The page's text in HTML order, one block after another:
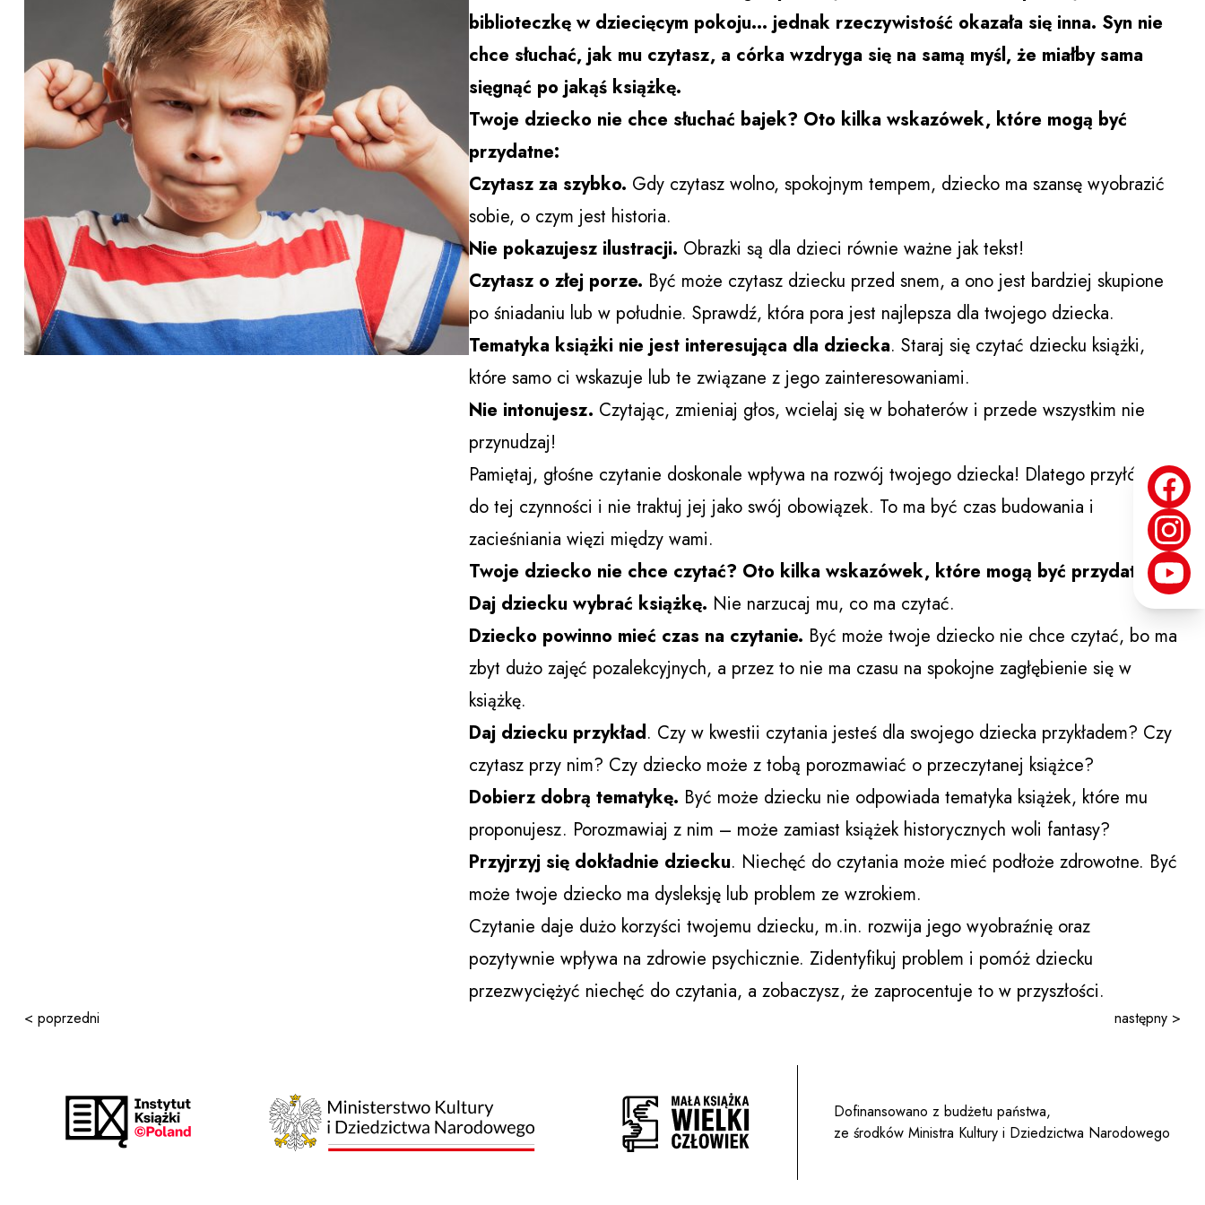
biblioteczkę w dziecięcym pokoju… jednak rzeczywistość okazała się inna. Syn nie
chce słuchać, jak mu czytasz, a córka wzdryga się na samą myśl, że miałby sama
sięgnąć po jakąś książkę.
Twoje dziecko nie chce słuchać bajek? Oto kilka wskazówek, które mogą być
przydatne:
Czytasz za szybko. Gdy czytasz wolno, spokojnym tempem, dziecko ma szansę wyobrazić
sobie, o czym jest historia.
Nie pokazujesz ilustracji. Obrazki są dla dzieci równie ważne jak tekst!
Czytasz o złej porze. Być może czytasz dziecku przed snem, a ono jest bardziej skupione
po śniadaniu lub w południe. Sprawdź, która pora jest najlepsza dla twojego dziecka.
Tematyka książki nie jest interesująca dla dziecka. Staraj się czytać dziecku książki,
które samo ci wskazuje lub te związane z jego zainteresowaniami.
Nie intonujesz. Czytając, zmieniaj głos, wcielaj się w bohaterów i przede wszystkim nie
przynudzaj!
Pamiętaj, głośne czytanie doskonale wpływa na rozwój twojego dziecka! Dlatego przyłóż się
do tej czynności i nie traktuj jej jako swój obowiązek. To ma być czas budowania i
zacieśniania więzi między wami.
Twoje dziecko nie chce czytać? Oto kilka wskazówek, które mogą być przydatne:
Daj dziecku wybrać książkę. Nie narzucaj mu, co ma czytać.
Dziecko powinno mieć czas na czytanie. Być może twoje dziecko nie chce czytać, bo ma
zbyt dużo zajęć pozalekcyjnych, a przez to nie ma czasu na spokojne zagłębienie się w
książkę.
Daj dziecku przykład. Czy w kwestii czytania jesteś dla swojego dziecka przykładem? Czy
czytasz przy nim? Czy dziecko może z tobą porozmawiać o przeczytanej książce?
Dobierz dobrą tematykę. Być może dziecku nie odpowiada tematyka książek, które mu
proponujesz. Porozmawiaj z nim – może zamiast książek historycznych woli fantasy?
Przyjrzyj się dokładnie dziecku. Niechęć do czytania może mieć podłoże zdrowotne. Być
może twoje dziecko ma dysleksję lub problem ze wzrokiem.
Czytanie daje dużo korzyści twojemu dziecku, m.in. rozwija jego wyobraźnię oraz
pozytywnie wpływa na zdrowie psychicznie. Zidentyfikuj problem i pomóż dziecku
przezwyciężyć niechęć do czytania, a zobaczysz, że zaprocentuje to w przyszłości.
< poprzedni następny >
Dofinansowano z budżetu państwa,
ze środków Ministra Kultury i Dziedzictwa Narodowego